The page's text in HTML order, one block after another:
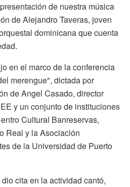
de nuestra música
de Alejandro Taveras, joven
dominicana que cuenta
en el marco de la conferencia
merengue", dictada por
de Angel Casado, director
y un conjunto de instituciones
Cultural Banreservas,
Real y la Asociación
de la Universidad de Puerto
cita en la actividad cantó,